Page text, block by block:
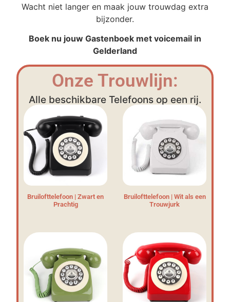
Wacht niet langer en maak jouw trouwdag extra
bijzonder.
Boek nu jouw Gastenboek met voicemail in
Gelderland
Onze Trouwlijn:
Alle beschikbare Telefoons op een rij.
Bruilofttelefoon | Zwart en
Prachtig
Bruilofttelefoon | Wit als een
Trouwjurk